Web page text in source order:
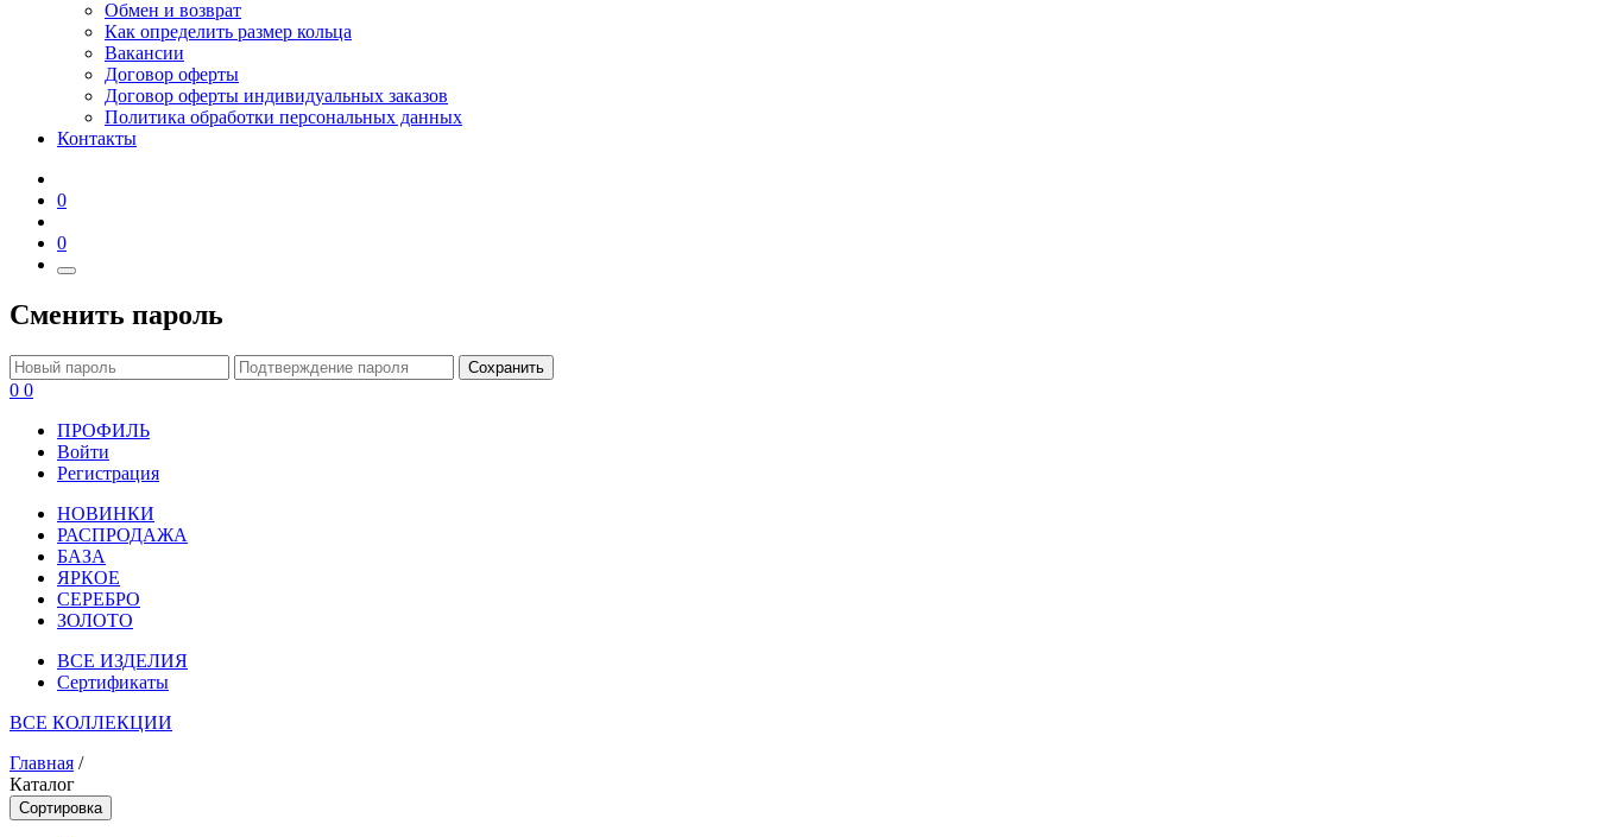
Обмен и возврат
Как определить размер кольца
Вакансии
Договор оферты
Договор оферты индивидуальных заказов
Политика обработки персональных данных
Контакты
0
0
Сменить пароль
Сохранить
0 0
ПРОФИЛЬ
Войти
Регистрация
НОВИНКИ
РАСПРОДАЖА
БАЗА
ЯРКОЕ
СЕРЕБРО
ЗОЛОТО
ВСЕ ИЗДЕЛИЯ
Сертификаты
ВСЕ КОЛЛЕКЦИИ
Главная /
Каталог
Сортировка